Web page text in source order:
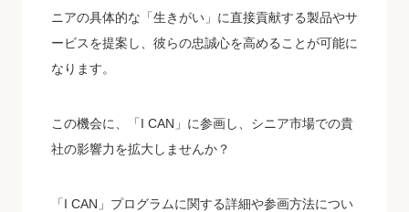
ニアの具体的な「生きがい」に直接貢献する製品やサ
ービスを提案し、彼らの忠誠心を高めることが可能に
なります。
この機会に、「I CAN」に参画し、シニア市場での貴
社の影響力を拡大しませんか？
「I CAN」プログラムに関する詳細や参画方法につい